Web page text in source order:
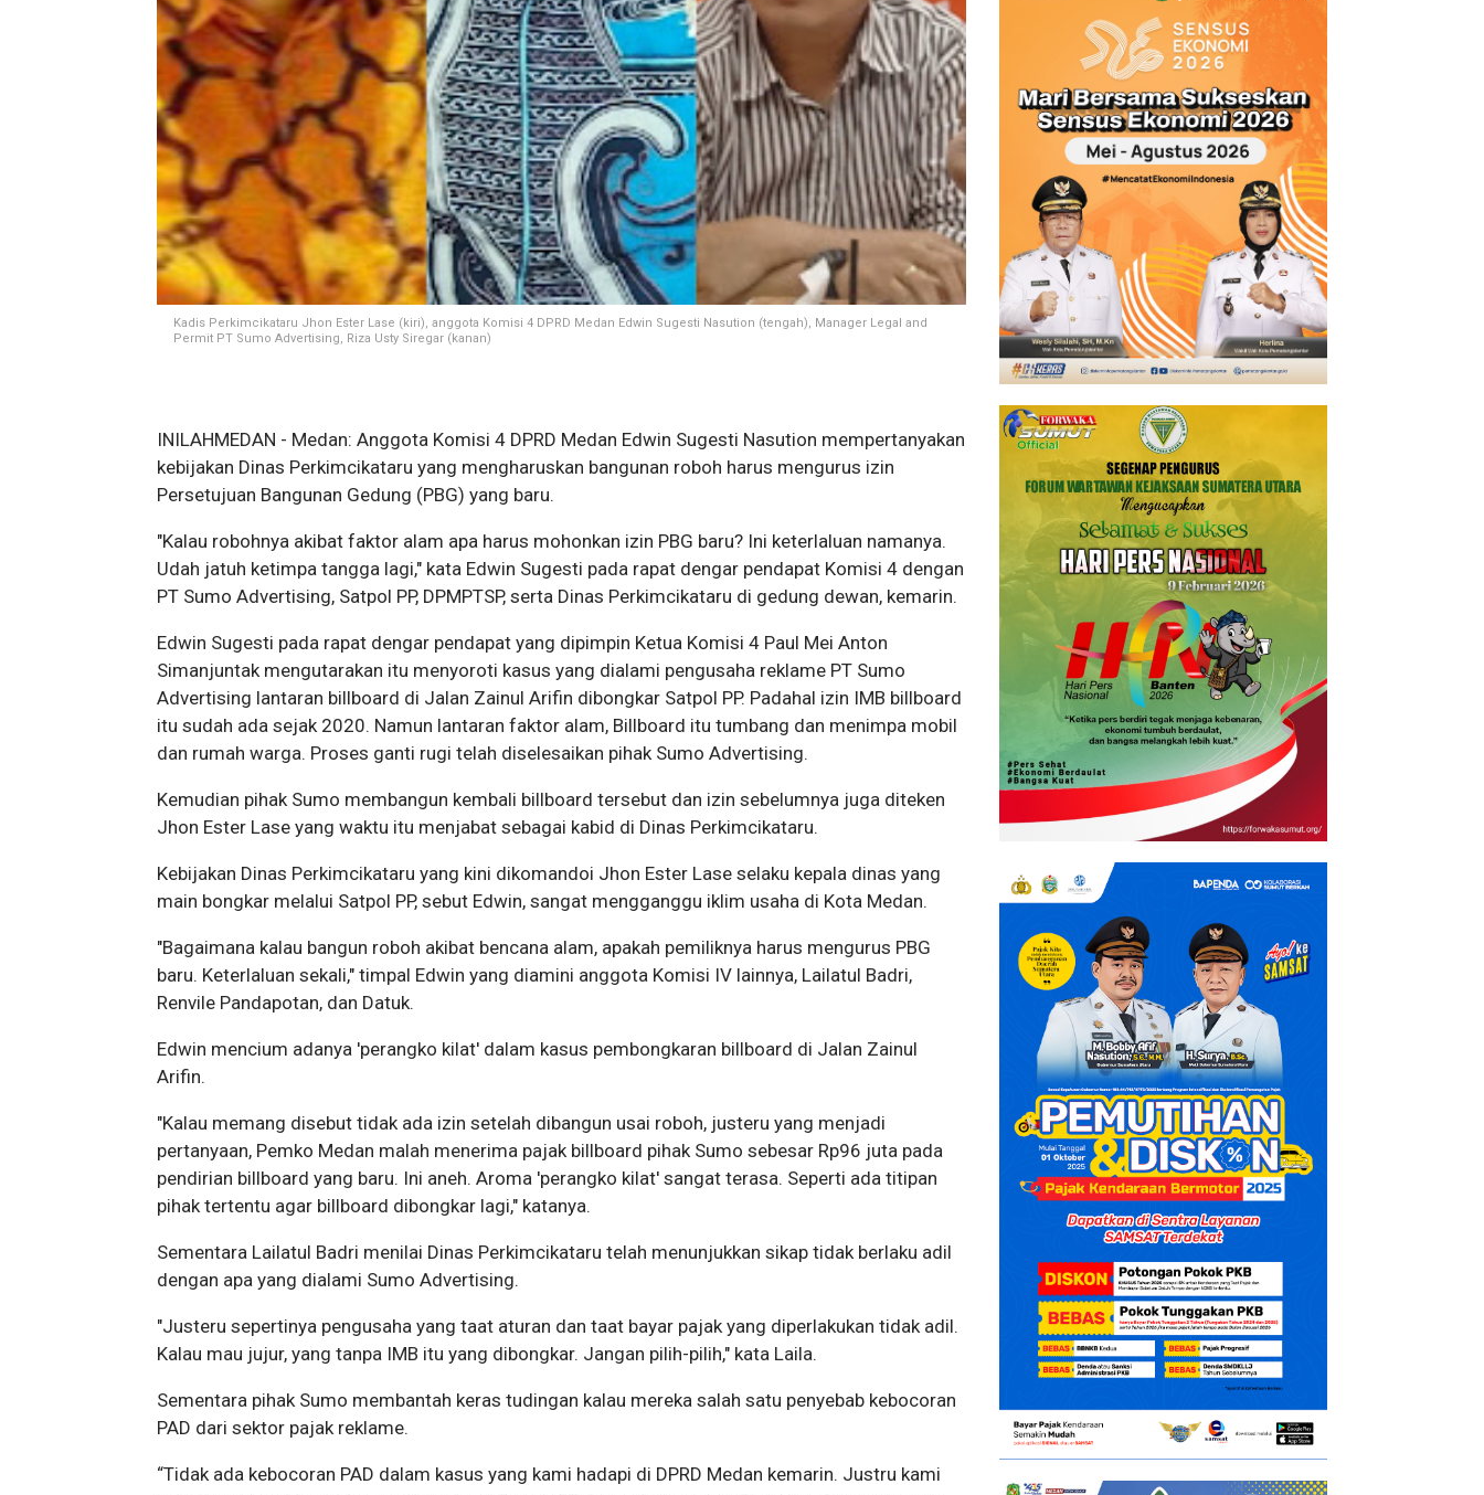
Kadis Perkimcikataru Jhon Ester Lase (kiri), anggota Komisi 4 DPRD Medan Edwin Sugesti Nasution (tengah), Manager Legal and
Permit PT Sumo Advertising, Riza Usty Siregar (kanan)
INILAHMEDAN - Medan: Anggota Komisi 4 DPRD Medan Edwin Sugesti Nasution mempertanyakan
kebijakan Dinas Perkimcikataru yang mengharuskan bangunan roboh harus mengurus izin
Persetujuan Bangunan Gedung (PBG) yang baru.
"Kalau robohnya akibat faktor alam apa harus mohonkan izin PBG baru? Ini keterlaluan namanya.
Udah jatuh ketimpa tangga lagi," kata Edwin Sugesti pada rapat dengar pendapat Komisi 4 dengan
PT Sumo Advertising, Satpol PP, DPMPTSP, serta Dinas Perkimcikataru di gedung dewan, kemarin.
Edwin Sugesti pada rapat dengar pendapat yang dipimpin Ketua Komisi 4 Paul Mei Anton
Simanjuntak mengutarakan itu menyoroti kasus yang dialami pengusaha reklame PT Sumo
Advertising lantaran billboard di Jalan Zainul Arifin dibongkar Satpol PP. Padahal izin IMB billboard
itu sudah ada sejak 2020. Namun lantaran faktor alam, Billboard itu tumbang dan menimpa mobil
dan rumah warga. Proses ganti rugi telah diselesaikan pihak Sumo Advertising.
Kemudian pihak Sumo membangun kembali billboard tersebut dan izin sebelumnya juga diteken
Jhon Ester Lase yang waktu itu menjabat sebagai kabid di Dinas Perkimcikataru.
Kebijakan Dinas Perkimcikataru yang kini dikomandoi Jhon Ester Lase selaku kepala dinas yang
main bongkar melalui Satpol PP, sebut Edwin, sangat mengganggu iklim usaha di Kota Medan.
"Bagaimana kalau bangun roboh akibat bencana alam, apakah pemiliknya harus mengurus PBG
baru. Keterlaluan sekali," timpal Edwin yang diamini anggota Komisi IV lainnya, Lailatul Badri,
Renvile Pandapotan, dan Datuk.
Edwin mencium adanya 'perangko kilat' dalam kasus pembongkaran billboard di Jalan Zainul
Arifin.
"Kalau memang disebut tidak ada izin setelah dibangun usai roboh, justeru yang menjadi
pertanyaan, Pemko Medan malah menerima pajak billboard pihak Sumo sebesar Rp96 juta pada
pendirian billboard yang baru. Ini aneh. Aroma 'perangko kilat' sangat terasa. Seperti ada titipan
pihak tertentu agar billboard dibongkar lagi," katanya.
Sementara Lailatul Badri menilai Dinas Perkimcikataru telah menunjukkan sikap tidak berlaku adil
dengan apa yang dialami Sumo Advertising.
"Justeru sepertinya pengusaha yang taat aturan dan taat bayar pajak yang diperlakukan tidak adil.
Kalau mau jujur, yang tanpa IMB itu yang dibongkar. Jangan pilih-pilih," kata Laila.
Sementara pihak Sumo membantah keras tudingan kalau mereka salah satu penyebab kebocoran
PAD dari sektor pajak reklame.
“Tidak ada kebocoran PAD dalam kasus yang kami hadapi di DPRD Medan kemarin. Justru kami